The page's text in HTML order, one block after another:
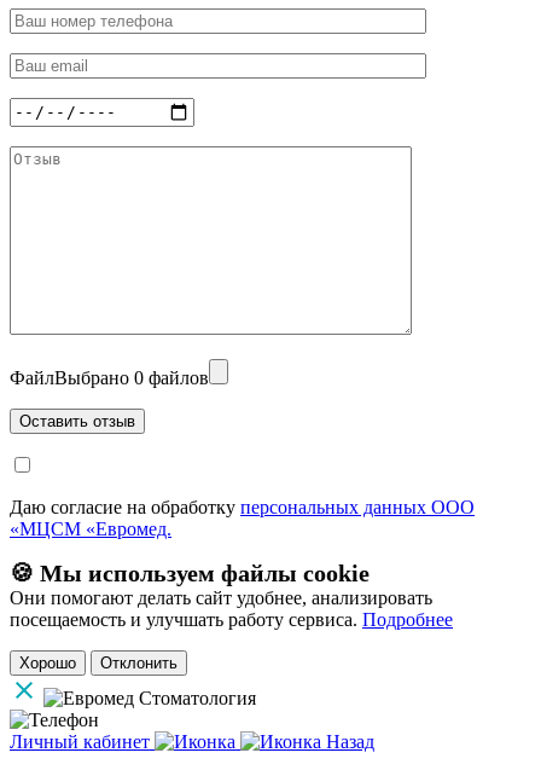
ФайлВыбрано 0 файлов
Даю согласие на обработку персональных данных ООО
«МЦСМ «Евромед.
🍪 Мы используем файлы cookie
Они помогают делать сайт удобнее, анализировать
посещаемость и улучшать работу сервиса. Подробнее
Хорошо Отклонить
Личный кабинет
Назад